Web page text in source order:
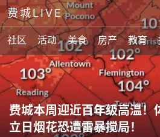
费城LIVE
社区 活动 美食 房产 教育
费城本周迎近百年级高温
立日烟花恐遭雷暴搅局！